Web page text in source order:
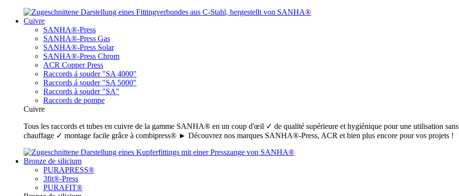
Cuivre
SANHA®-Press
SANHA®-Press Gas
SANHA®-Press Solar
SANHA®-Press Chrom
ACR Copper Press
Raccords á souder "SA 4000"
Raccords á souder "SA 5000"
Raccords à souder "SA"
Raccords de pompe
Cuivre
Tous les raccords et tubes en cuivre de la gamme SANHA® en un coup d'œil ✓ de qualité supérieure et hygiénique pour une utilisation
chauffage ✓ montage facile grâce à combipress® ► Découvrez nos marques SANHA®-Press, ACR et bien plus encore pour vos projets !
Bronze de silicium
PURAPRESS®
3fit®-Press
PURAFIT®